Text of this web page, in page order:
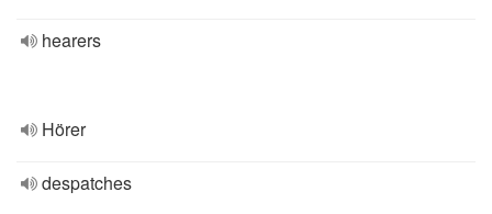
hearers
Hörer
despatches